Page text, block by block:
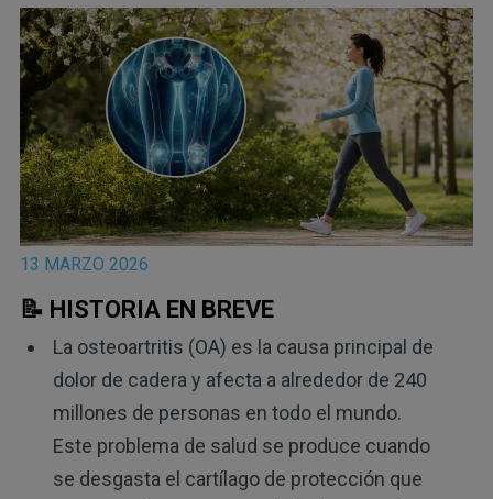
13 MARZO 2026
📝 HISTORIA EN BREVE
La osteoartritis (OA) es la causa principal de
dolor de cadera y afecta a alrededor de 240
millones de personas en todo el mundo.
Este problema de salud se produce cuando
se desgasta el cartílago de protección que